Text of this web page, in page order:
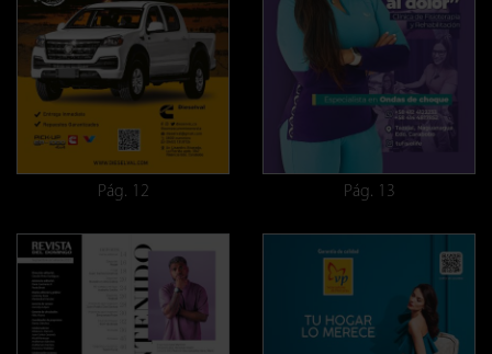
Pág. 12 Pág. 13